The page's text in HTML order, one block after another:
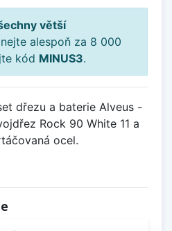
větší
alespoň za 8 000
kód MINUS3.
dřezu a baterie Alveus -
Rock 90 White 11 a
ocel.